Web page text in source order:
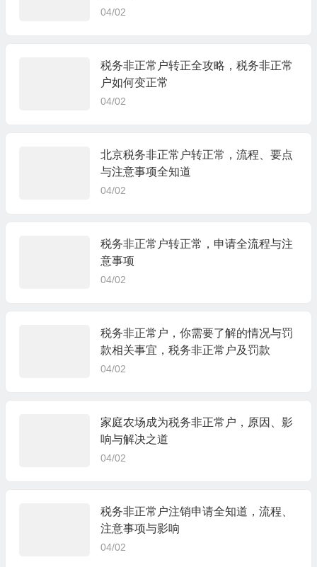
04/02
税务非正常户转正全攻略，税务非正常
户如何变正常
04/02
北京税务非正常户转正常，流程、要点
与注意事项全知道
04/02
税务非正常户转正常，申请全流程与注
意事项
04/02
税务非正常户，你需要了解的情况与罚
款相关事宜，税务非正常户及罚款
04/02
家庭农场成为税务非正常户，原因、影
响与解决之道
04/02
税务非正常户注销申请全知道，流程、
注意事项与影响
04/02